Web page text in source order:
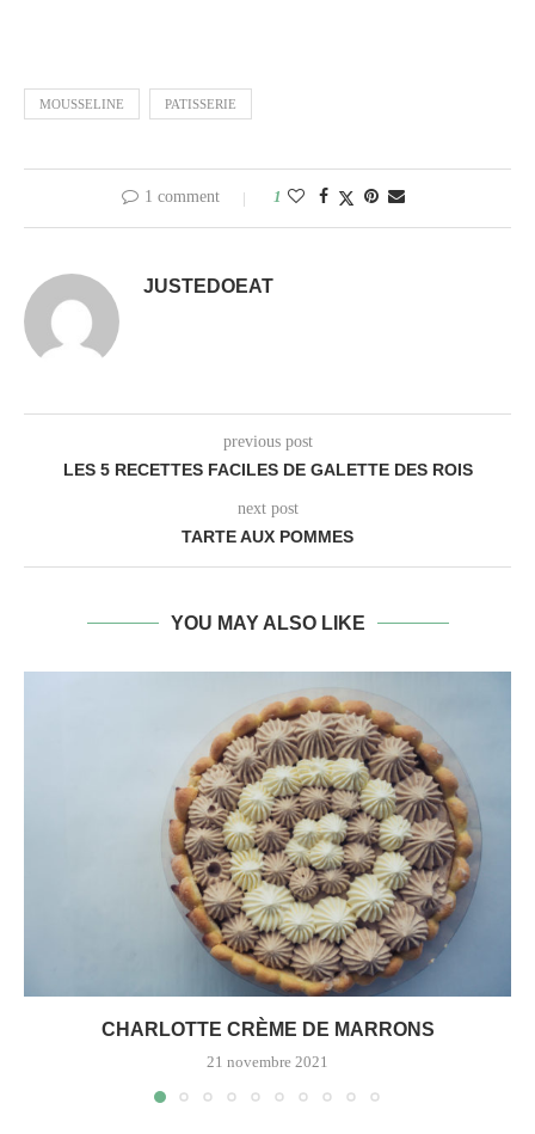
MOUSSELINE PATISSERIE
1 comment 1
JUSTEDOEAT
previous post
LES 5 RECETTES FACILES DE GALETTE DES ROIS
next post
TARTE AUX POMMES
YOU MAY ALSO LIKE
CHARLOTTE CRÈME DE MARRONS
21 novembre 2021